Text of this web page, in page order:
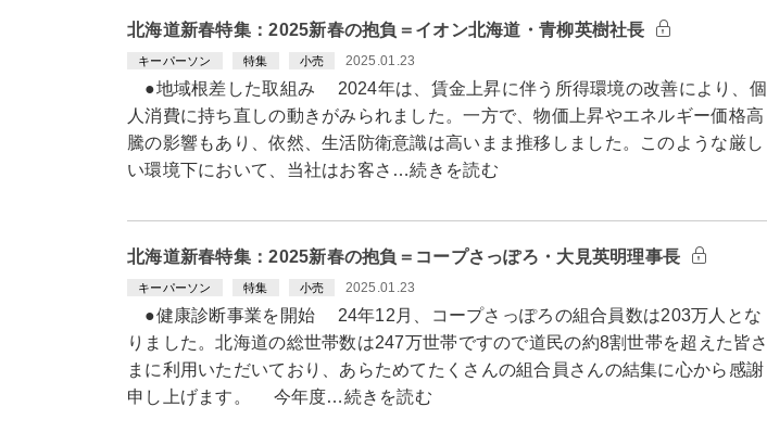
北海道新春特集：2025新春の抱負＝イオン北海道・青柳英樹社長
キーパーソン 特集 小売 2025.01.23
●地域根差した取組み 2024年は、賃金上昇に伴う所得環境の改善により、個
人消費に持ち直しの動きがみられました。一方で、物価上昇やエネルギー価格高
騰の影響もあり、依然、生活防衛意識は高いまま推移しました。このような厳し
い環境下において、当社はお客さ…続きを読む
北海道新春特集：2025新春の抱負＝コープさっぽろ・大見英明理事長
キーパーソン 特集 小売 2025.01.23
●健康診断事業を開始 24年12月、コープさっぽろの組合員数は203万人とな
りました。北海道の総世帯数は247万世帯ですので道民の約8割世帯を超えた皆さ
まに利用いただいており、あらためてたくさんの組合員さんの結集に心から感謝
申し上げます。 今年度…続きを読む